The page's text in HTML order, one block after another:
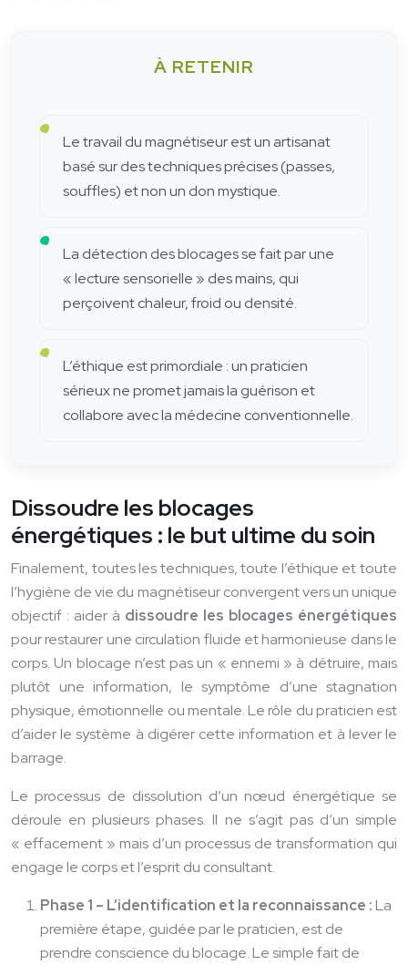
À RETENIR
Le travail du magnétiseur est un artisanat
basé sur des techniques précises (passes,
souffles) et non un don mystique.
La détection des blocages se fait par une
« lecture sensorielle » des mains, qui
perçoivent chaleur, froid ou densité.
L’éthique est primordiale : un praticien
sérieux ne promet jamais la guérison et
collabore avec la médecine conventionnelle.
Dissoudre les blocages
énergétiques : le but ultime du soin
Finalement, toutes les techniques, toute l’éthique et toute
l’hygiène de vie du magnétiseur convergent vers un unique
objectif : aider à dissoudre les blocages énergétiques
pour restaurer une circulation fluide et harmonieuse dans le
corps. Un blocage n’est pas un « ennemi » à détruire, mais
plutôt une information, le symptôme d’une stagnation
physique, émotionnelle ou mentale. Le rôle du praticien est
d’aider le système à digérer cette information et à lever le
barrage.
Le processus de dissolution d’un nœud énergétique se
déroule en plusieurs phases. Il ne s’agit pas d’un simple
« effacement » mais d’un processus de transformation qui
engage le corps et l’esprit du consultant.
Phase 1 – L’identification et la reconnaissance : La
première étape, guidée par le praticien, est de
prendre conscience du blocage. Le simple fait de